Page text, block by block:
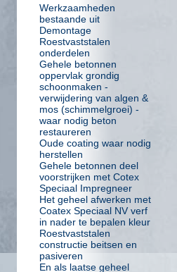
Werkzaamheden
bestaande uit
Demontage
Roestvaststalen
onderdelen
Gehele betonnen
oppervlak grondig
schoonmaken -
verwijdering van algen &
mos (schimmelgroei) -
waar nodig beton
restaureren
Oude coating waar nodig
herstellen
Gehele betonnen deel
voorstrijken met Cotex
Speciaal Impregneer
Het geheel afwerken met
Coatex Speciaal NV verf
in nader te bepalen kleur
Roestvaststalen
constructie beitsen en
pasiveren
En als laatse geheel